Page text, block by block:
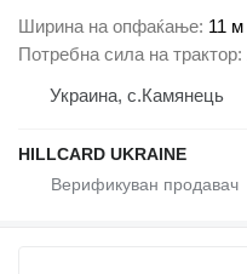
Ширина на опфаќање 11 м
Потребна сила на трактор
Украина, с.Камянець
HILLCARD UKRAINE